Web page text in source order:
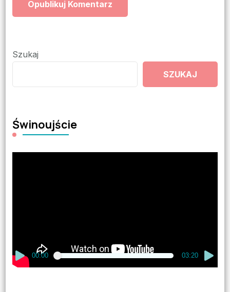
Szukaj
SZUKAJ
Świnoujście
00:00 03:20